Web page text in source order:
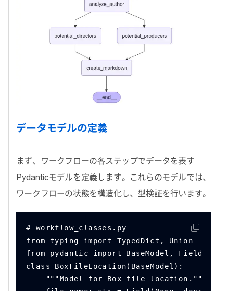
データモデルの定義
まず、ワークフローの各ステップでデータを表す
Pydanticモデルを定義します。これらのモデルでは、
ワークフローの状態を構造化し、型検証を行います。
# workflow_classes.py
from typing import TypedDict, Union
from pydantic import BaseModel, Field
class BoxFileLocation(BaseModel):
    """Model for Box file location."""